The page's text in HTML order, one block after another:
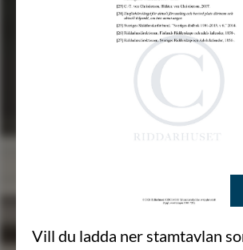
Vill du ladda ner stamtavlan